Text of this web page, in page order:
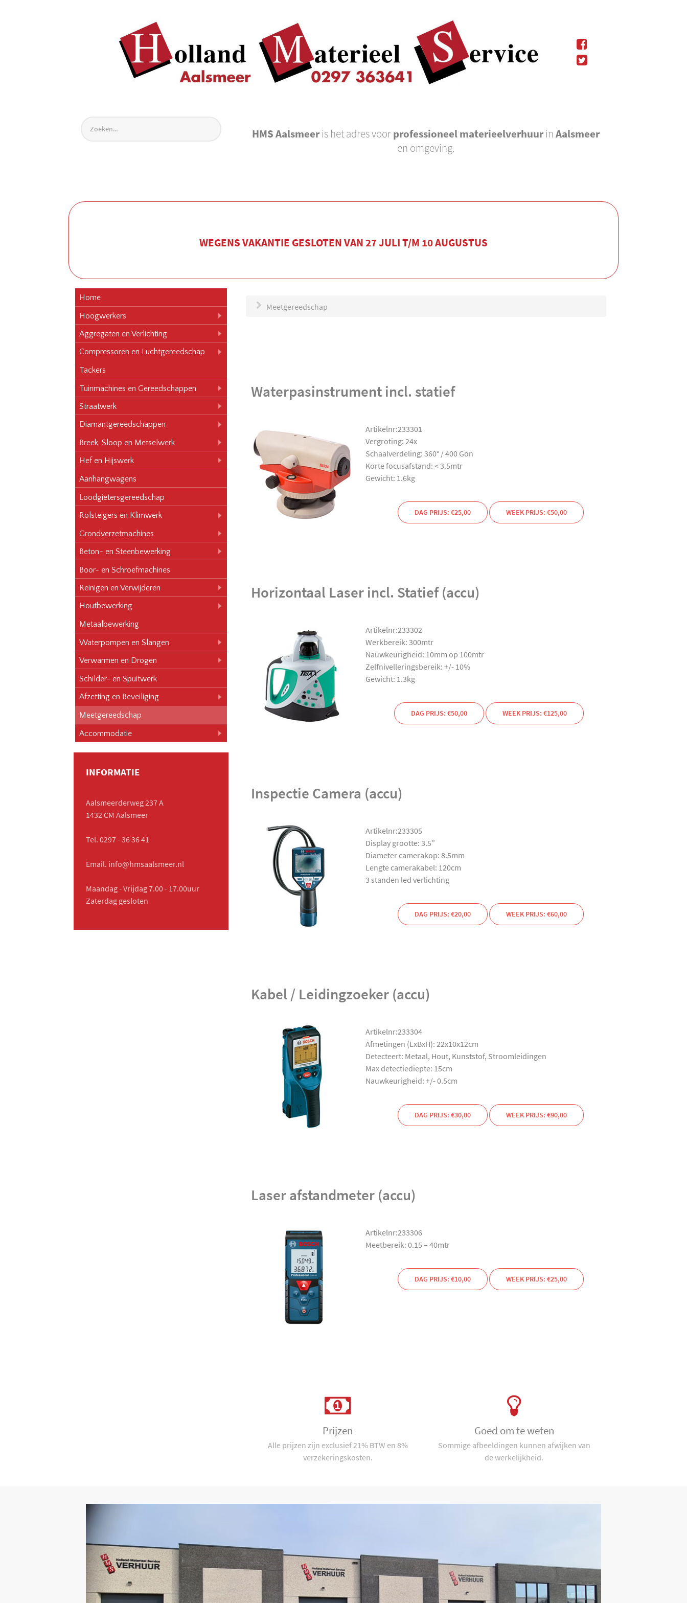
HMS Aalsmeeris het adres voorprofessioneel materieelverhuurinAalsmeer
en omgeving.
WEGENS VAKANTIE GESLOTEN VAN 27 JULI T/M 10 AUGUSTUS
Home
Hoogwerkers
Aggregaten en Verlichting
Compressoren en Luchtgereedschap
Tackers
Tuinmachines en Gereedschappen
Straatwerk
Diamantgereedschappen
Breek, Sloop en Metselwerk
Hef en Hijswerk
Aanhangwagens
Loodgietersgereedschap
Rolsteigers en Klimwerk
Grondverzetmachines
Beton- en Steenbewerking
Boor- en Schroefmachines
Reinigen en Verwijderen
Houtbewerking
Metaalbewerking
Waterpompen en Slangen
Verwarmen en Drogen
Schilder- en Spuitwerk
Afzetting en Beveiliging
Meetgereedschap
Accommodatie
INFORMATIE
Aalsmeerderweg 237 A
1432 CM Aalsmeer
Tel. 0297 - 36 36 41
Email. info@hmsaalsmeer.nl
Maandag - Vrijdag 7.00 - 17.00uur
Zaterdag gesloten
Meetgereedschap
Waterpasinstrument incl. statief
Artikelnr:233301
Vergroting: 24x
Schaalverdeling: 360° / 400 Gon
Korte focusafstand: < 3.5mtr
Gewicht: 1.6kg
DAG PRIJS: €25,00 WEEK PRIJS: €50,00
Horizontaal Laser incl. Statief (accu)
Artikelnr:233302
Werkbereik: 300mtr
Nauwkeurigheid: 10mm op 100mtr
Zelfnivelleringsbereik: +/- 10%
Gewicht: 1.3kg
DAG PRIJS: €50,00 WEEK PRIJS: €125,00
Inspectie Camera (accu)
Artikelnr:233305
Display grootte: 3.5”
Diameter camerakop: 8.5mm
Lengte camerakabel: 120cm
3 standen led verlichting
DAG PRIJS: €20,00 WEEK PRIJS: €60,00
Kabel / Leidingzoeker (accu)
Artikelnr:233304
Afmetingen (LxBxH): 22x10x12cm
Detecteert: Metaal, Hout, Kunststof, Stroomleidingen
Max detectiediepte: 15cm
Nauwkeurigheid: +/- 0.5cm
DAG PRIJS: €30,00 WEEK PRIJS: €90,00
Laser afstandmeter (accu)
Artikelnr:233306
Meetbereik: 0.15 – 40mtr
DAG PRIJS: €10,00 WEEK PRIJS: €25,00
Prijzen
Alle prijzen zijn exclusief 21% BTW en 8%
verzekeringskosten.
Goed om te weten
Sommige afbeeldingen kunnen afwijken van
de werkelijkheid.